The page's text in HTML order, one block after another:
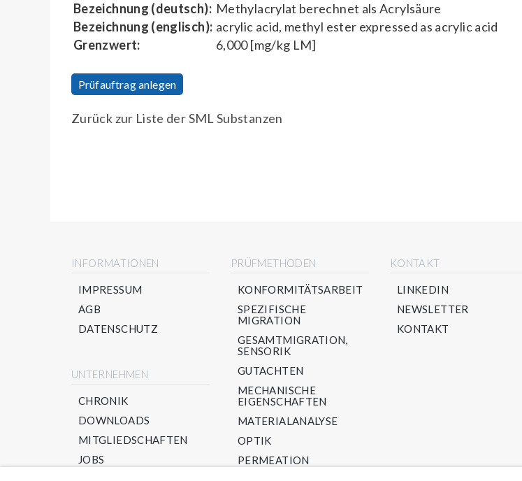
Bezeichnung (deutsch): Methylacrylat berechnet als Acrylsäure
Bezeichnung (englisch): acrylic acid, methyl ester expressed as acrylic acid
Grenzwert:
6,000 [mg/kg LM]
Prüfauftrag anlegen
Zurück zur Liste der SML Substanzen
INFORMATIONEN
IMPRESSUM
AGB
DATENSCHUTZ
UNTERNEHMEN
CHRONIK
DOWNLOADS
MITGLIEDSCHAFTEN
JOBS
PRÜFMETHODEN
KONFORMITÄTSARBEIT
SPEZIFISCHE
MIGRATION
GESAMTMIGRATION,
SENSORIK
GUTACHTEN
MECHANISCHE
EIGENSCHAFTEN
MATERIALANALYSE
OPTIK
PERMEATION
KONTAKT
LINKEDIN
NEWSLETTER
KONTAKT